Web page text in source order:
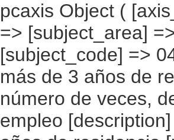
pcaxis Object ( [axis_version] => [creation_date] => 20080709 [note] => [subject_area] => Características de los inmigrantes [subject_code] => 04 [matrix] => 04029 [title] => Inmigrantes con más de 3 años de residencia, por comunidad autónoma, según el número de veces, desde que llegó a España, que ha estado sin empleo [description] => [contents] => Inmigrantes con más de 3 años de residencia [units] => inmigrantes [stub] => Array ( [0] => comunidades autónomas ) [heading] => Array ( [0] => nº de veces, desde que llegó a España, que ha estado sin empleo ) [prestext] => [values] => Array ( [:www.ine.es tel: " "+34 91 5839100 "; VALUES("comunidades autónomas] => Array ( [0] => Total [1] => Andalucía [2] => Aragón [3] => Asturias (Principado de) [4] => Balears (IIles) [5] => Canarias [6] => Cantabria [7] => Castilla y León [8] => Castilla-La Mancha [9] => Catalunya [10] => Comunitat Valenciana [11] => Extremadura [12] => Galicia [13] => Madrid (Comunidad de) [14] => Murcia(Región de) [15] => Navarra(Comunidad Foral de) [16] => País Vasco [17] => Rioja (La) [18] => Ceuta